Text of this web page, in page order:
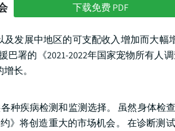
下载免费 PDF
发展中地区的可支配收入增加而大幅
巴署的《2021-2022年国家宠物所有人
长。
种疾病检测和监测选择。 虽然身体检
》将创造重大的市场机会。 在诊断测